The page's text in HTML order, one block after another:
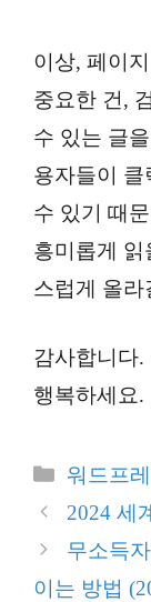
이상, 페이
중요한 건,
수 있는 글
용자들이 클
수 있기 때
흥미롭게 읽
스럽게 올라
감사합니다.
행복하세요.
카
테
리
워드프
2024 세
무소득
이는 방법